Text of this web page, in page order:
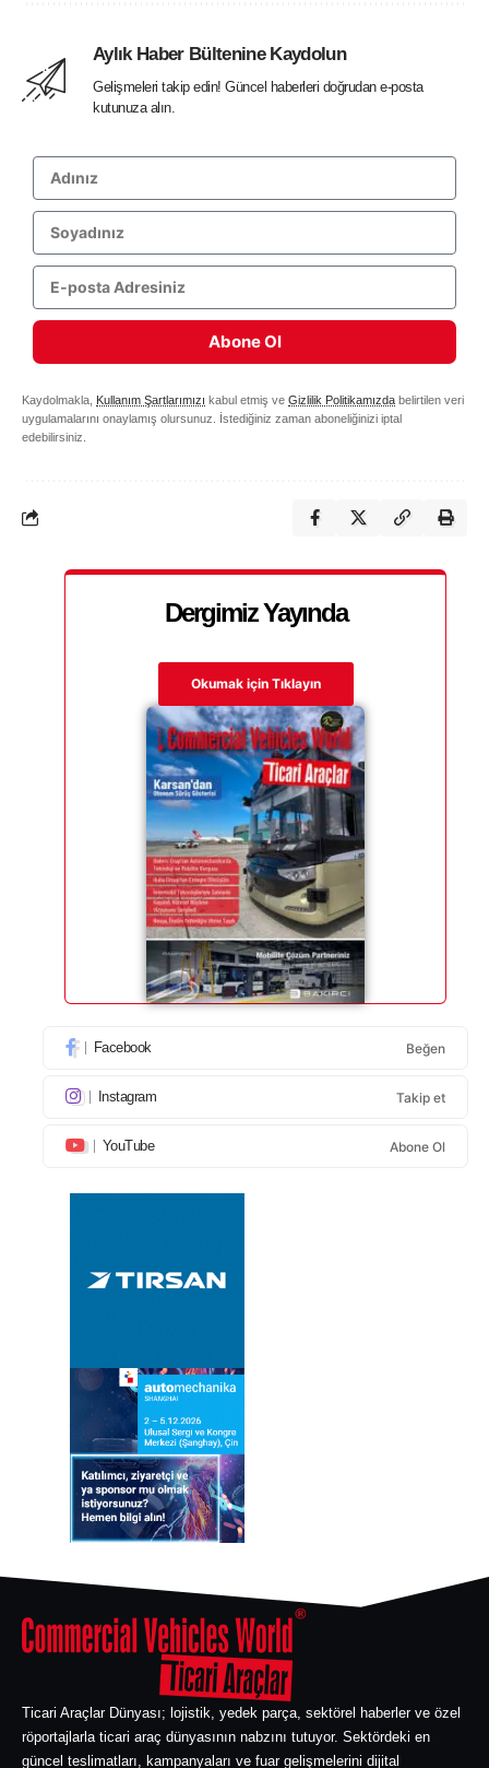
Aylık Haber Bültenine Kaydolun
Gelişmeleri takip edin! Güncel haberleri doğrudan e-posta
kutunuza alın.
Abone Ol
Kaydolmakla, Kullanım Şartlarımızı kabul etmiş ve Gizlilik Politikamızda belirtilen veri
uygulamalarını onaylamış olursunuz. İstediğiniz zaman aboneliğinizi iptal
edebilirsiniz.
Dergimiz Yayında
Okumak için Tıklayın
Facebook Beğen
Instagram Takip et
YouTube Abone Ol
Ticari Araçlar Dünyası; lojistik, yedek parça, sektörel haberler ve özel
röportajlarla ticari araç dünyasının nabzını tutuyor. Sektördeki en
güncel teslimatları, kampanyaları ve fuar gelişmelerini dijital